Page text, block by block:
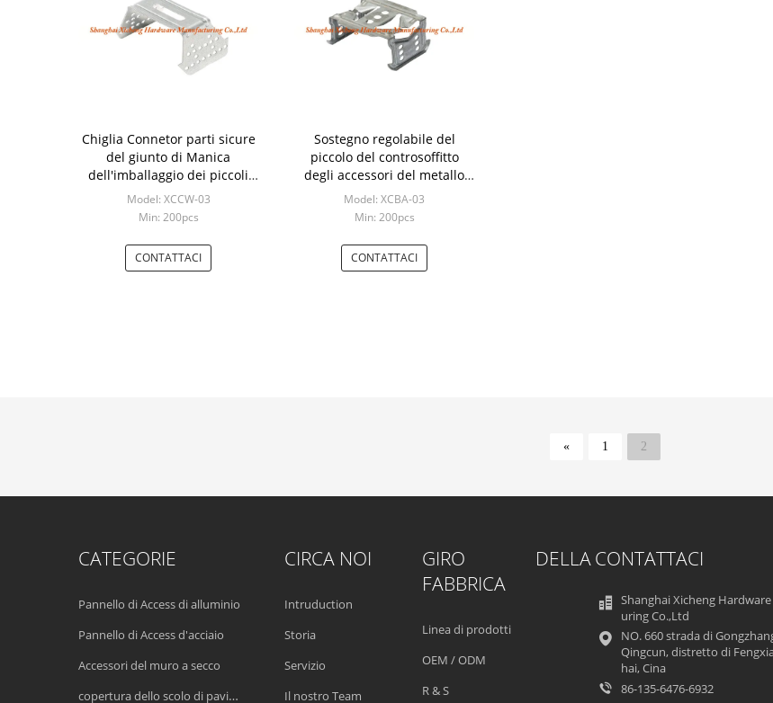
Chiglia Connetor parti sicure
del giunto di Manica
dell'imballaggio dei piccoli
pezzi di ricambio
Model: XCCW-03
Min: 200pcs
CONTATTACI
Sostegno regolabile del
piccolo del controsoffitto
degli accessori del metallo
morsetto del muro a secco U
Model: XCBA-03
Min: 200pcs
CONTATTACI
« 1 2
CATEGORIE
Pannello di Access di alluminio
Pannello di Access d'acciaio
Accessori del muro a secco
copertura dello scolo di pavimento
CIRCA NOI
Intruduction
Storia
Servizio
Il nostro Team
GIRO DELLA
FABBRICA
Linea di prodotti
OEM / ODM
R & S
CONTATTACI
Shanghai Xicheng
uring Co.,Ltd
NO. 660 strada di
Qingcun, distretto di
hai, Cina
86-135-6476-6932